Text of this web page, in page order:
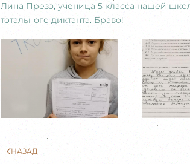
Лина Презэ, ученица 5 класса нашей
тотального диктанта. Браво!
НАЗАД